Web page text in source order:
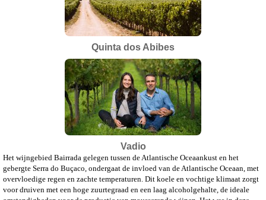
Quinta dos Abibes
Vadio
Het wijngebied Bairrada gelegen tussen de Atlantische Oceaankust en het
gebergte Serra do Buçaco, ondergaat de invloed van de Atlantische Oceaan, met
overvloedige regen en zachte temperaturen. Dit koele en vochtige klimaat zorgt
voor druiven met een hoge zuurtegraad en een laag alcoholgehalte, de ideale